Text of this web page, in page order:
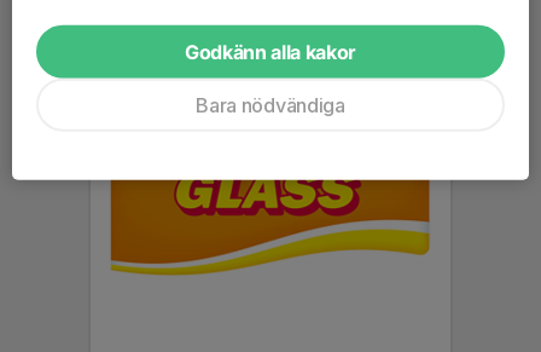
Godkänn alla kakor
Bara nödvändiga